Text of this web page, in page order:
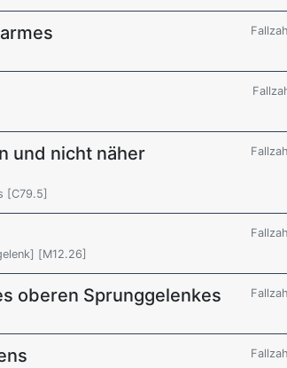
und nicht näher
[C79.5]
[M12.26]
oberen Sprunggelenkes